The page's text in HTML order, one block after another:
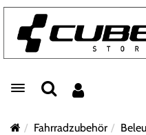
Toggle navigation
Fahrradzubehör